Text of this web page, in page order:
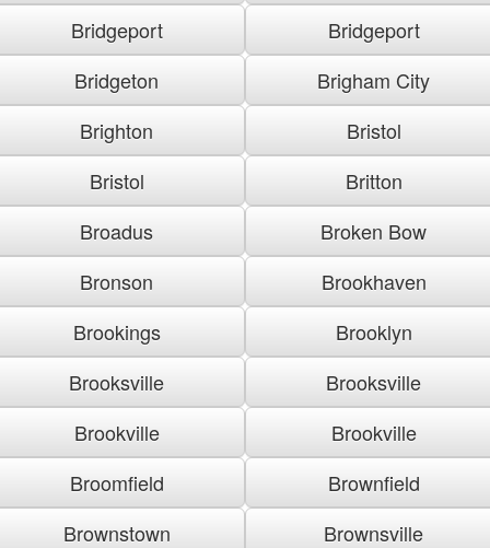
Bridgeport
Bridgeport
Bridgeton
Brigham City
Brighton
Bristol
Bristol
Britton
Broadus
Broken Bow
Bronson
Brookhaven
Brookings
Brooklyn
Brooksville
Brooksville
Brookville
Brookville
Broomfield
Brownfield
Brownstown
Brownsville